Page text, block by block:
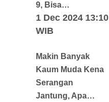
9, Bisa…
1 Dec 2024 13:10
WIB
Makin Banyak
Kaum Muda Kena
Serangan
Jantung, Apa…